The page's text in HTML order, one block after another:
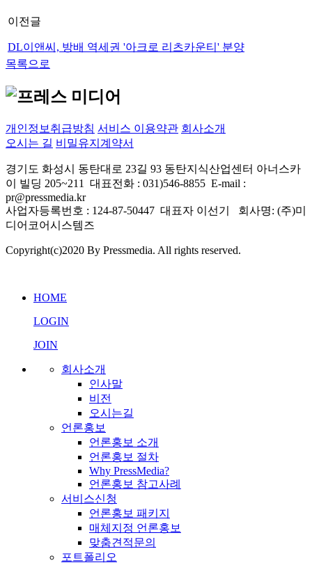
이전글
DL이앤씨, 방배 역세권 '아크로 리츠카운티' 분양
목록으로
개인정보취급방침 서비스 이용약관 회사소개
오시는 길 비밀유지계약서
경기도 화성시 동탄대로 23길 93 동탄지식산업센터 아너스카
이 빌딩 205~211 대표전화 : 031)546-8855 E-mail :
pr@pressmedia.kr
사업자등록번호 : 124-87-50447 대표자 이선기 회사명: (주)미
디어코어시스템즈
Copyright(c)2020 By Pressmedia. All rights reserved.
프레스미디어 AI 상담
HOME
LOGIN
JOIN
회사소개
인사말
비전
오시는길
언론홍보
언론홍보 소개
언론홍보 절차
Why PressMedia?
언론홍보 참고사례
서비스신청
언론홍보 패키지
매체지정 언론홍보
맞춤견적문의
포트폴리오